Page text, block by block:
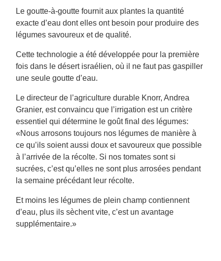
Le goutte-à-goutte fournit aux plantes la quantité
exacte d’eau dont elles ont besoin pour produire des
légumes savoureux et de qualité.
Cette technologie a été développée pour la première
fois dans le désert israélien, où il ne faut pas gaspiller
une seule goutte d’eau.
Le directeur de l’agriculture durable Knorr, Andrea
Granier, est convaincu que l’irrigation est un critère
essentiel qui détermine le goût final des légumes:
«Nous arrosons toujours nos légumes de manière à
ce qu’ils soient aussi doux et savoureux que possible
à l’arrivée de la récolte. Si nos tomates sont si
sucrées, c’est qu’elles ne sont plus arrosées pendant
la semaine précédant leur récolte.
Et moins les légumes de plein champ contiennent
d’eau, plus ils sèchent vite, c’est un avantage
supplémentaire.»